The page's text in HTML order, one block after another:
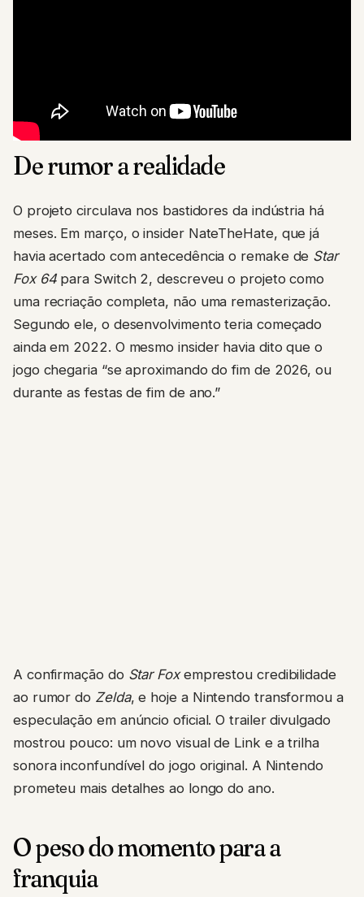
De rumor a realidade
O projeto circulava nos bastidores da indústria há
meses. Em março, o insider NateTheHate, que já
havia acertado com antecedência o remake de Star
Fox 64para Switch 2, descreveu o projeto como
uma recriação completa, não uma remasterização.
Segundo ele, o desenvolvimento teria começado
ainda em 2022. O mesmo insider havia dito que o
jogo chegaria “se aproximando do fim de 2026, ou
durante as festas de fim de ano.”
A confirmação do Star Foxemprestou credibilidade
ao rumor do Zelda, e hoje a Nintendo transformou a
especulação em anúncio oficial. O trailer divulgado
mostrou pouco: um novo visual de Link e a trilha
sonora inconfundível do jogo original. A Nintendo
prometeu mais detalhes ao longo do ano.
O peso do momento para a
franquia